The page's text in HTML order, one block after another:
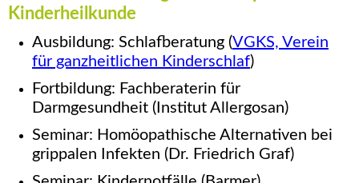
Kinderheilkunde
Ausbildung: Schlafberatung (VGKS, Verein
für ganzheitlichen Kinderschlaf)
Fortbildung: Fachberaterin für
Darmgesundheit (Institut Allergosan)
Seminar: Homöopathische Alternativen bei
grippalen Infekten (Dr. Friedrich Graf)